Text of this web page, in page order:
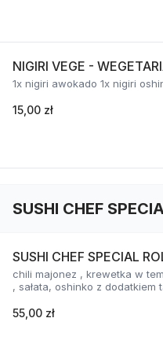
NIGIRI VEGE -
1x nigiri awokado 1x nigiri
15,00 zł
SUSHI CHEF
SUSHI CHEF SPECIAL
chili majonez , krewetka w tempurze , ogórek
, sałata, oshinko z dodatkiem
55,00 zł